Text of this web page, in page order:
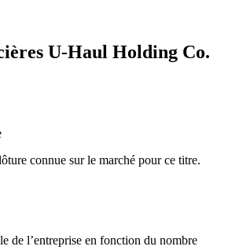
U-Haul Holding Co.
connue sur le marché pour ce titre.
de l’entreprise en fonction du nombre